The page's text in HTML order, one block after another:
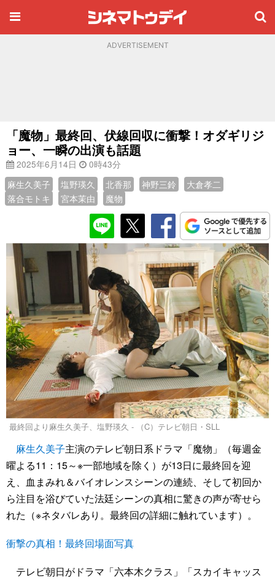
ADVERTISEMENT
「魔物」最終回、伏線回収に衝撃！オダギリジ
ョー、一瞬の出演も話題
2025年6月14日
0時43分
麻生久美子
塩野瑛久 北香那 神野三鈴
大倉孝二
落合モトキ
宮本茉由 魔物
最終回より麻生久美子、塩野瑛久 - （C）テレビ朝日・SLL
麻生久美子主演のテレビ朝日系ドラマ「魔物」（毎週金
曜よる11：15～※一部地域を除く）が13日に最終回を迎
え、血まみれ＆バイオレンスシーンの連続、そして初回か
ら注目を浴びていた法廷シーンの真相に驚きの声が寄せら
れた（※ネタバレあり。最終回の詳細に触れています）。
衝撃の真相！最終回場面写真
テレビ朝日がドラマ「六本木クラス」「スカイキャッス